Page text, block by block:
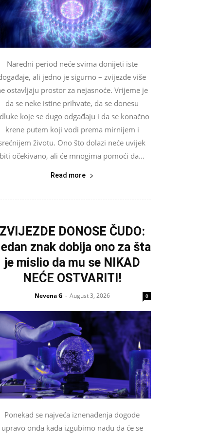
Naredni period neće svima donijeti iste
ali jedno je sigurno – zvijezde više
ostavljaju prostor za nejasnoće. Vrijeme je
da se neke istine prihvate, da se donesu
koje se dugo odgađaju i da se konačno
krene putem koji vodi prema mirnijem i
životu. Ono što dolazi neće uvijek
biti očekivano, ali će mnogima pomoći da...
Read more
DONOSE ČUDO:
znak dobija ono za šta
je mislio da mu se NIKAD
NEĆE OSTVARITI!
Nevena G - August 3, 2026 0
Ponekad se najveća iznenađenja dogode
upravo onda kada izgubimo nadu da će se